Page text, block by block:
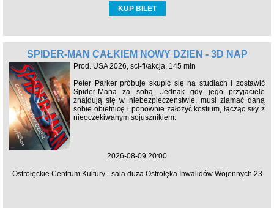
KUP BILET
SPIDER-MAN CAŁKIEM NOWY DZIEŃ - 3D NAP
Prod. USA 2026, sci-fi/akcja, 145 min
Peter Parker próbuje skupić się na studiach i zostawić
Spider-Mana za sobą. Jednak gdy jego przyjaciele
znajdują się w niebezpieczeństwie, musi złamać daną
sobie obietnicę i ponownie założyć kostium, łącząc siły z
nieoczekiwanym sojusznikiem.
2026-08-09 20:00
Ostrołęckie Centrum Kultury - sala duża Ostrołęka Inwalidów Wojennych 23